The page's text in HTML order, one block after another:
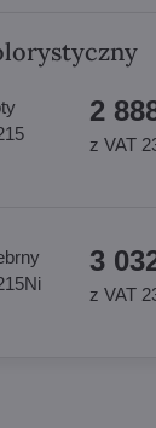
2
z VAT
3
z VAT